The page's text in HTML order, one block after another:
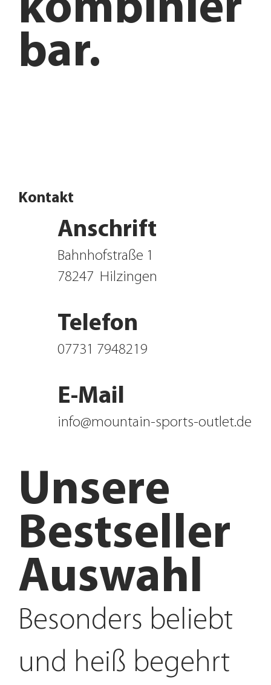
Bestseller
Auswahl
Unsere
Besonders beliebt
und heiß begehrt
kombinier
bar.
Kontakt
07731 7948219
Telefon
info@mountain-sports-outlet.de
E-Mail
Hilzingen
78247
Bahnhofstraße 1
Anschrift